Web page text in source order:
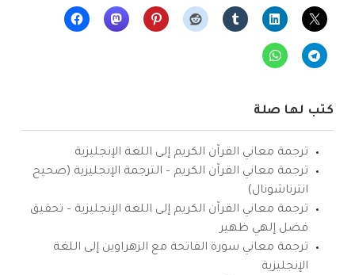
كتب لها صلة
ترجمة معاني القرآن الكريم إلى اللغة الإنجليزية
ترجمة معاني القرآن الكريم – الترجمة الإنجليزية (صحيح
انترناشونال)
ترجمة معاني القرآن الكريم إلى اللغة الإنجليزية – تحقيق
فضل إلهي ظهير
ترجمة معاني سورة الفاتحة مع الزهراوين إلى اللغة
الإنجليزية